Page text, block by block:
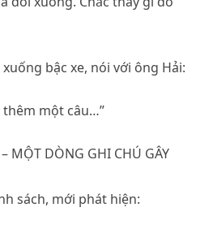
bậc xe, nói với ông Hải:
thêm một câu…”
MỘT DÒNG GHI CHÚ GÂY
sách, mới phát hiện: